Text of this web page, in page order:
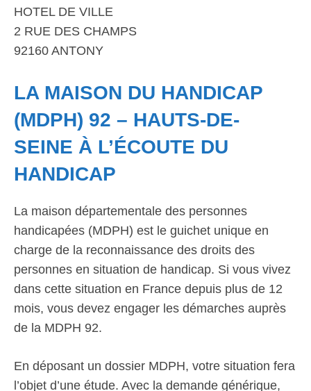
HOTEL DE VILLE
2 RUE DES CHAMPS
92160 ANTONY
LA MAISON DU HANDICAP
(MDPH) 92 – HAUTS-DE-
SEINE À L’ÉCOUTE DU
HANDICAP
La maison départementale des personnes
handicapées (MDPH) est le guichet unique en
charge de la reconnaissance des droits des
personnes en situation de handicap. Si vous vivez
dans cette situation en France depuis plus de 12
mois, vous devez engager les démarches auprès
de la MDPH 92.
En déposant un dossier MDPH, votre situation fera
l’objet d’une étude. Avec la demande générique,